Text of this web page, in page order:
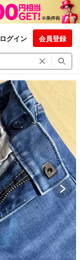
ログイン 会員登録